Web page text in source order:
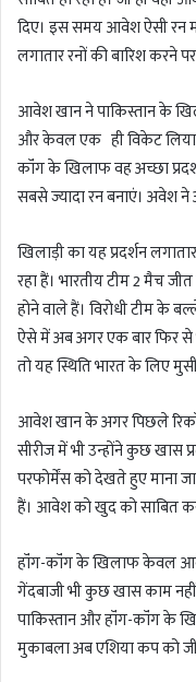
a
i
दिए। इस समय आवेश ऐसी रन
लगातार रनों की बारिश करने
आवेश खान ने पाकिस्तान के
और केवल एक ही विकेट लिया।
कॉंग के खिलाफ वह अच्छा
सबसे ज्यादा रन बनाएं। अवेश
खिलाड़ी का यह प्रदर्शन
रहा हैं। भारतीय टीम 2 मैच
होने वाले हैं। विरोधी टीम के
ऐसे में अब अगर एक बार फिर से
तो यह स्थिति भारत के लिए
आवेश खान के अगर पिछले
सीरीज में भी उन्होंने कुछ खास
परफोर्मेंस को देखते हुए माना
हैं। आवेश को खुद को साबित
हॉंग-कॉंग के खिलाफ केवल
गेंदबाजी भी कुछ खास काम नहीं
पाकिस्तान और हॉंग-कॉंग के
मुकाबला अब एशिया कप को